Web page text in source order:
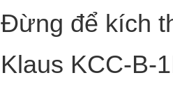
Đừng để kích
Klaus KCC-B-